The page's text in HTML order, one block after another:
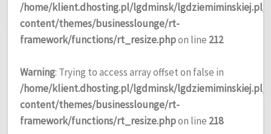
/home/klient.dhosting.pl/lgdminsk/
content/themes/businesslounge/rt-
framework/functions/rt_resize.phpon line 212
Warning: Trying to access array offset on false in
/home/klient.dhosting.pl/lgdminsk/
content/themes/businesslounge/rt-
framework/functions/rt_resize.phpon line 218